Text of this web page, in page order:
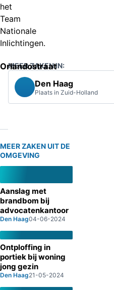
het
Team
Nationale
Inlichtingen.
Orlandostraat
MEER ZAKEN IN:
Den Haag
Plaats in Zuid-Holland
MEER ZAKEN UIT DE
OMGEVING
Aanslag met
brandbom bij
advocatenkantoor
Den Haag04-06-2024
Ontploffing in
portiek bij woning
jong gezin
Den Haag21-05-2024